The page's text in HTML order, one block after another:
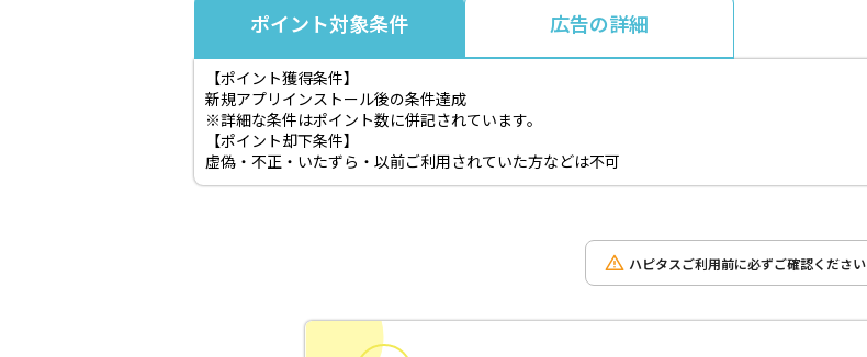
ポイント対象条件 広告の詳細
【ポイント獲得条件】
新規アプリインストール後の条件達成
※詳細な条件はポイント数に併記されています。
【ポイント却下条件】
虚偽・不正・いたずら・以前ご利用されていた方などは不可
ハピタスご利用前に必ずご確認ください